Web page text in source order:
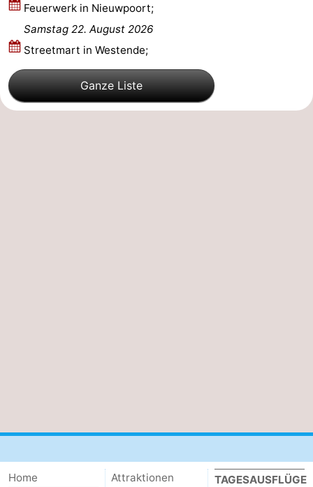
Westende
Oostduinkerke
-
Koksijde
-
Feuerwerk in Nieuwpoort;
Samstag 22. August 2026
Streetmart in Westende;
Ganze Liste
Home
Attraktionen
TAGESAUSFLÜGE